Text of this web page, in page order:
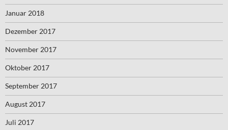
Januar 2018
Dezember 2017
November 2017
Oktober 2017
September 2017
August 2017
Juli 2017